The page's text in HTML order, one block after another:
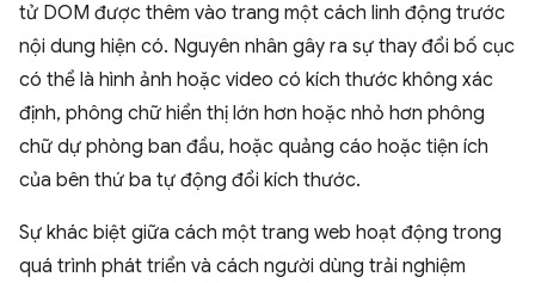
tử DOM được thêm vào trang một cách linh động trước
nội dung hiện có. Nguyên nhân gây ra sự thay đổi bố cục
có thể là hình ảnh hoặc video có kích thước không xác
định, phông chữ hiển thị lớn hơn hoặc nhỏ hơn phông
chữ dự phòng ban đầu, hoặc quảng cáo hoặc tiện ích
của bên thứ ba tự động đổi kích thước.
Sự khác biệt giữa cách một trang web hoạt động trong
quá trình phát triển và cách người dùng trải nghiệm